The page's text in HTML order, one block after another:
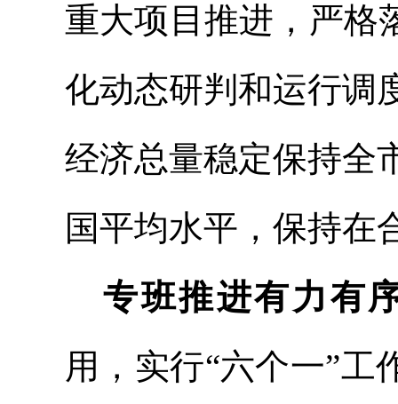
重大项目推进， 严格
化动态研判和运行调
经济总量稳定保持全
国平均水平，保持在
专班推进有力有
用，实行“六个一”工